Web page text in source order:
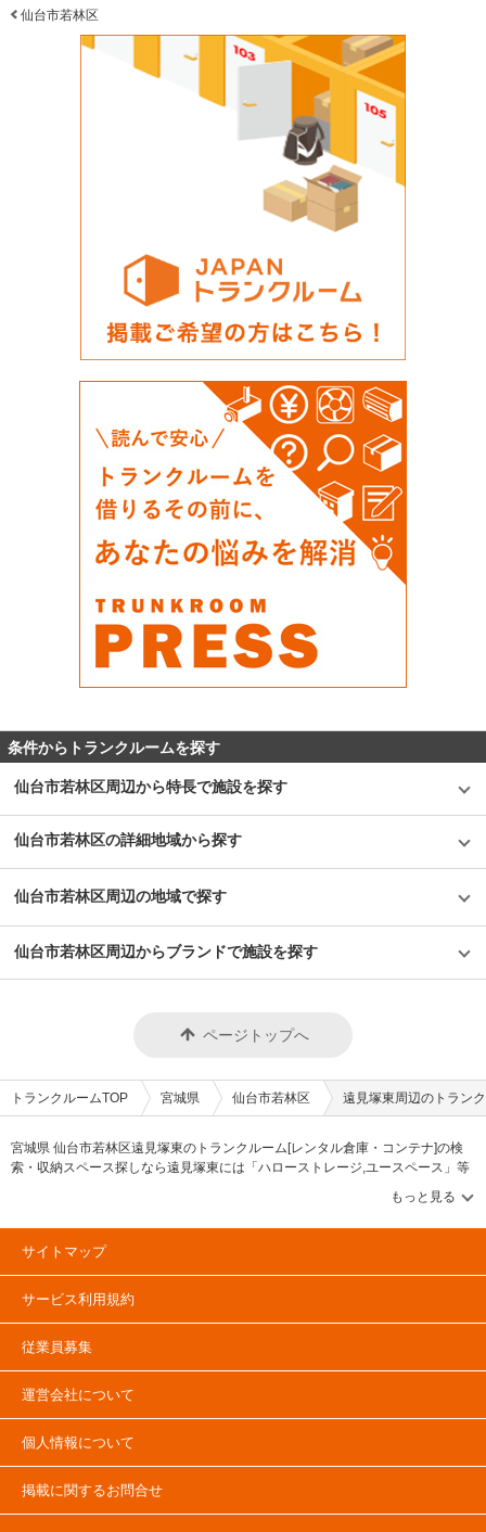
仙台市若林区
条件からトランクルームを探す
仙台市若林区周辺から特長で施設を探す
仙台市若林区の詳細地域から探す
仙台市若林区周辺の地域で探す
仙台市若林区周辺からブランドで施設を探す
ページトップへ
トランクルームTOP 宮城県 仙台市若林区 遠見塚東周辺のトラン
宮城県 仙台市若林区遠見塚東のトランクルーム[レンタル倉庫・コンテナ]の検
索・収納スペース探しなら遠見塚東には「ハローストレージ,ユースペース」等
のブランドが掲載されています。借りたい地域から探して、広さ・料金[賃料]・
セキュリティ・空調完備・24時間出し入れ可能などの希望条件で絞込み！豊富
な物件数から様々な方法でご希望の収納スペースを簡単に探せるトランクルー
ム情報サイトです。遠見塚東で気になるトランクルームを見つけたら、メール
サイトマップ
サービス利用規約
従業員募集
運営会社について
個人情報について
掲載に関するお問合せ